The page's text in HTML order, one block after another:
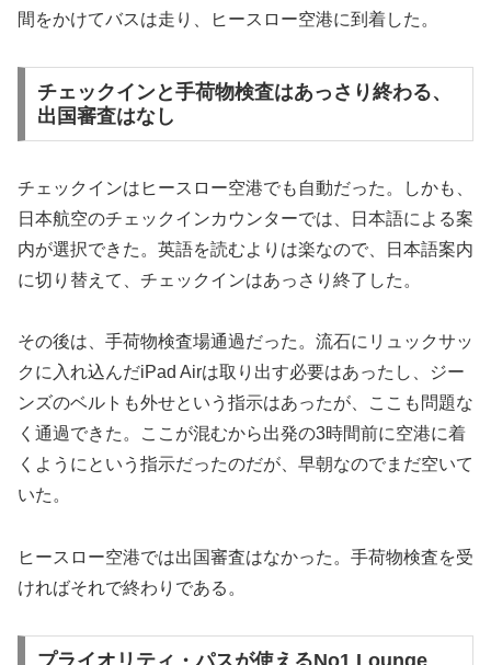
間をかけてバスは走り、ヒースロー空港に到着した。
チェックインと手荷物検査はあっさり終わる、
出国審査はなし
チェックインはヒースロー空港でも自動だった。しかも、
日本航空のチェックインカウンターでは、日本語による案
内が選択できた。英語を読むよりは楽なので、日本語案内
に切り替えて、チェックインはあっさり終了した。
その後は、手荷物検査場通過だった。流石にリュックサッ
クに入れ込んだiPad Airは取り出す必要はあったし、ジー
ンズのベルトも外せという指示はあったが、ここも問題な
く通過できた。ここが混むから出発の3時間前に空港に着
くようにという指示だったのだが、早朝なのでまだ空いて
いた。
ヒースロー空港では出国審査はなかった。手荷物検査を受
ければそれで終わりである。
プライオリティ・パスが使えるNo1 Lounge